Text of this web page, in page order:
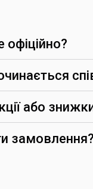
офіційно?
або
замовлення?